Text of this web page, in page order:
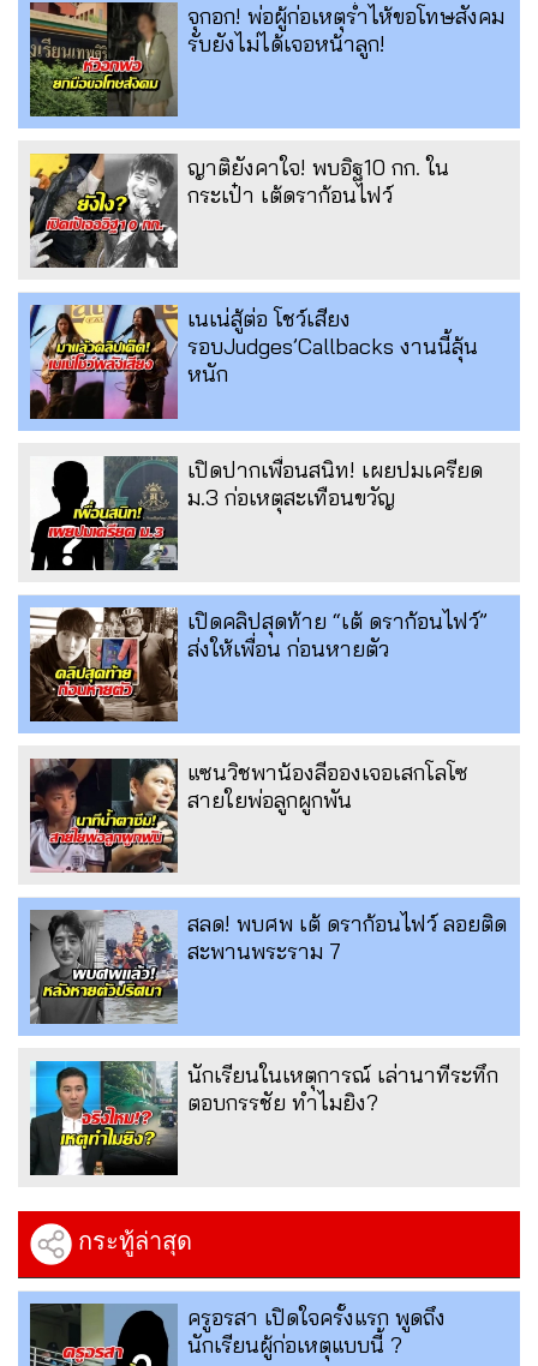
จุกอก! พ่อผู้ก่อเหตุร่ำไห้ขอโทษสังคม
รับยังไม่ได้เจอหน้าลูก!
ญาติยังคาใจ! พบอิฐ10 กก. ใน
กระเป๋า เต้ดราก้อนไฟว์
เนเน่สู้ต่อ โชว์เสียง
รอบJudges’Callbacks งานนี้ลุ้น
หนัก
เปิดปากเพื่อนสนิท! เผยปมเครียด
ม.3 ก่อเหตุสะเทือนขวัญ
เปิดคลิปสุดท้าย “เต้ ดราก้อนไฟว์”
ส่งให้เพื่อน ก่อนหายตัว
แซนวิชพาน้องลีอองเจอเสกโลโซ
สายใยพ่อลูกผูกพัน
สลด! พบศพ เต้ ดราก้อนไฟว์ ลอยติด
สะพานพระราม 7
นักเรียนในเหตุการณ์ เล่านาทีระทึก
ตอบกรรชัย ทำไมยิง?
กระทู้ล่าสุด
ครูอรสา เปิดใจครั้งแรก พูดถึง
นักเรียนผู้ก่อเหตุแบบนี้ ?